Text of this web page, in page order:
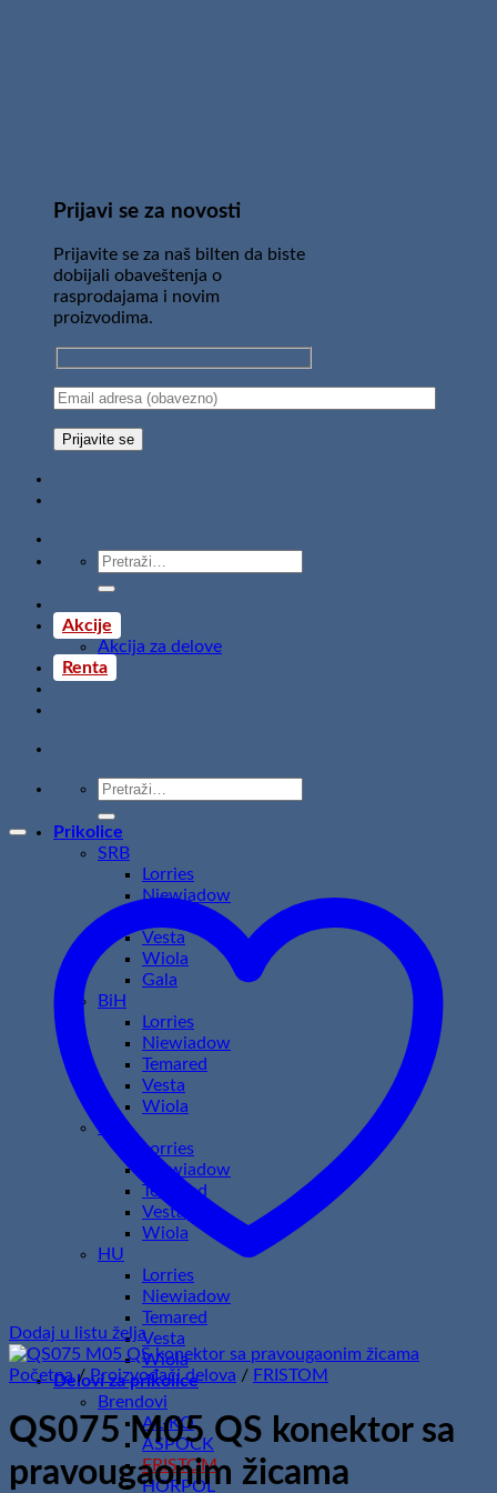
Prijavi se za novosti
Prijavite se za naš bilten da biste
dobijali obaveštenja o
rasprodajama i novim
proizvodima.
Pretraži:
Akcije
Akcija za delove
Renta
Pretraži:
Prikolice
SRB
Lorries
Niewiadow
Vesta
Wiola
Gala
BiH
Lorries
Niewiadow
Temared
Vesta
Wiola
HR
Lorries
Niewiadow
Temared
Vesta
Wiola
HU
Lorries
Niewiadow
Temared
Vesta
Wiola
Delovi za prikolice
Brendovi
AL-KO
ASPOCK
FRISTOM
HORPOL
Dodaj u listu želja
Početna / Proizvođači delova / FRISTOM
QS075 M05 QS konektor sa
pravougaonim žicama